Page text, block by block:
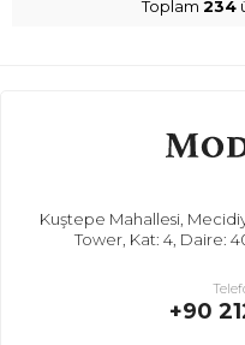
Toplam 234
Kuştepe Mahallesi,
Tower, Kat: 4, Daire:
+90